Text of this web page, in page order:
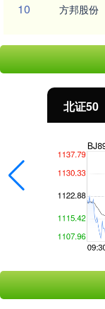
10 方邦股份
北证50